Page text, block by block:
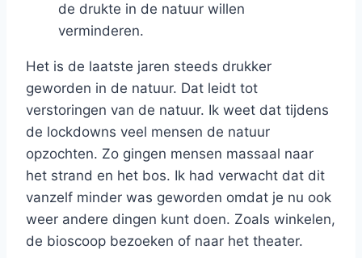
de drukte in de natuur willen
verminderen.
Het is de laatste jaren steeds drukker
geworden in de natuur. Dat leidt tot
verstoringen van de natuur. Ik weet dat tijdens
de lockdowns veel mensen de natuur
opzochten. Zo gingen mensen massaal naar
het strand en het bos. Ik had verwacht dat dit
vanzelf minder was geworden omdat je nu ook
weer andere dingen kunt doen. Zoals winkelen,
de bioscoop bezoeken of naar het theater.